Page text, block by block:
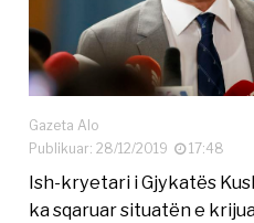
Gazeta Alo
Publikuar: 28/12/2019
17:48
Ish-kryetari i Gjykatës
ka sqaruar situatën e